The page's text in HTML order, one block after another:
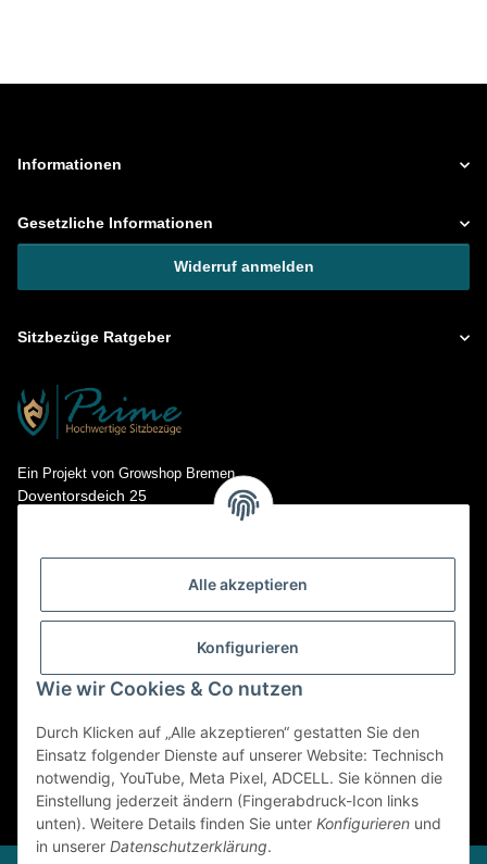
Alle akzeptieren
Konfigurieren
Wie wir Cookies & Co nutzen
Durch Klicken auf „Alle akzeptieren“ gestatten Sie den
Einsatz folgender Dienste auf unserer Website: Technisch
notwendig, YouTube, Meta Pixel, ADCELL. Sie können die
Einstellung jederzeit ändern (Fingerabdruck-Icon links
unten). Weitere Details finden Sie unter Konfigurieren und
in unserer Datenschutzerklärung.
Informationen
Gesetzliche Informationen
Widerruf anmelden
Sitzbezüge Ratgeber
Ein Projekt von Growshop Bremen
Doventorsdeich 25
Kontakt: info@prime-sitzbezuege.de
* Alle Preise inkl. gesetzlicher USt., zzgl.Versand